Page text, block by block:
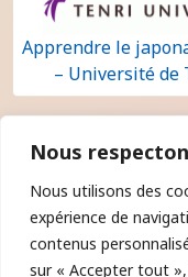
Nous
Nous utilisons des
expérience de
contenus
sur « Accepter tout
Apprendre le
– Université de
Qui sommes-nous ?
Contact